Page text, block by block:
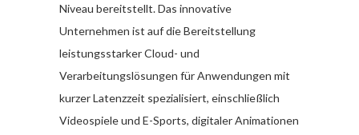
Niveau bereitstellt. Das innovative
Unternehmen ist auf die Bereitstellung
leistungsstarker Cloud- und
Verarbeitungslösungen für Anwendungen mit
kurzer Latenzzeit spezialisiert, einschließlich
Videospiele und E-Sports, digitaler Animationen